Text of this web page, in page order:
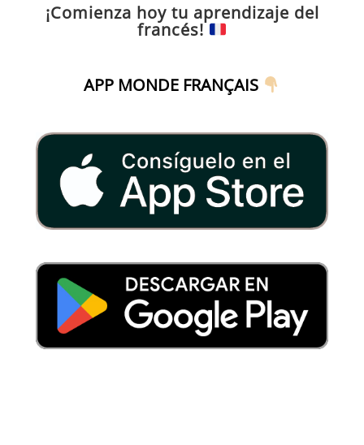
¡Comienza hoy tu aprendizaje del
francés!
APP MONDE FRANÇAIS